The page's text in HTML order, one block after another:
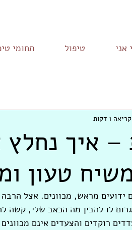
אני טיפול תחומי
– איך
טעון
1 דקות
ידועים מראש, מכוונים. אצל הרבה
לו להבין מה הכאב שלי, קשה
רוקדים והצעדים אינם